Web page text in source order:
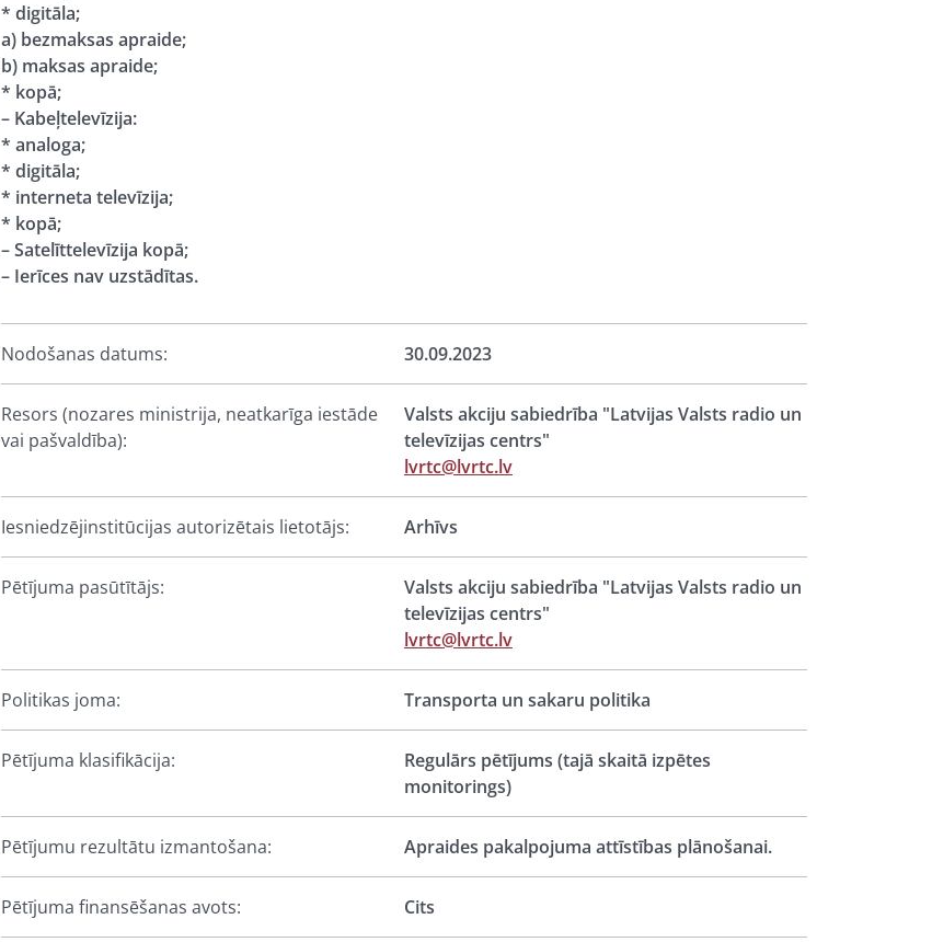
* digitāla;
a) bezmaksas apraide;
b) maksas apraide;
* kopā;
– Kabeļtelevīzija:
* analoga;
* digitāla;
* interneta televīzija;
* kopā;
– Satelīttelevīzija kopā;
– Ierīces nav uzstādītas.
Nodošanas datums: 30.09.2023
Resors (nozares ministrija, neatkarīga iestāde
vai pašvaldība):
Valsts akciju sabiedrība "Latvijas Valsts radio un
televīzijas centrs"
lvrtc@lvrtc.lv
Iesniedzējinstitūcijas autorizētais lietotājs: Arhīvs
Pētījuma pasūtītājs:
Valsts akciju sabiedrība "Latvijas Valsts radio un
televīzijas centrs"
lvrtc@lvrtc.lv
Politikas joma: Transporta un sakaru politika
Pētījuma klasifikācija:
Regulārs pētījums (tajā skaitā izpētes
monitorings)
Pētījumu rezultātu izmantošana: Apraides pakalpojuma attīstības plānošanai.
Pētījuma finansēšanas avots: Cits